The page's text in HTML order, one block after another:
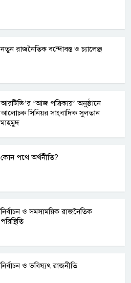
নতুন রাজনৈতিক বন্দোবস্ত ও চ্যালেঞ্জ
আরটিভি’র ‘আজ পত্রিকায়’ অনুষ্ঠানে
আলোচক সিনিয়র সাংবাদিক সুলতান
মাহমুদ
কোন পথে অর্থনীতি?
নির্বাচন ও সমসাময়িক রাজনৈতিক
পরিস্থিতি
নির্বাচন ও ভবিষ্যৎ রাজনীতি